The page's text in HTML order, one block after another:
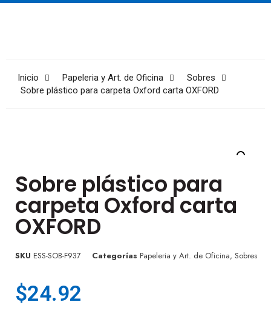
Inicio Papeleria y Art. de Oficina
Sobres
Sobre plástico para carpeta Oxford carta OXFORD
Sobre plástico para
carpeta Oxford carta
OXFORD
SKU ESS-SOB-F937 Categorías Papeleria y Art. de Oficina, Sobres
$24.92